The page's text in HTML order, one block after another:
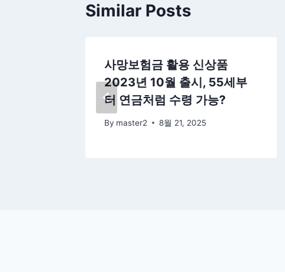
Similar Posts
사망보험금 활용 신상품
2023년 10월 출시, 55세부
터 연금처럼 수령 가능?
By master2 8월 21, 2025